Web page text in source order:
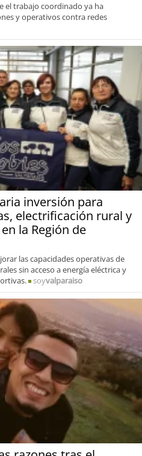
el trabajo coordinado ya ha
y operativos contra redes
inversión para
electrificación rural y
la Región de
las capacidades operativas de
sin acceso a energía eléctrica y
soyvalparaiso